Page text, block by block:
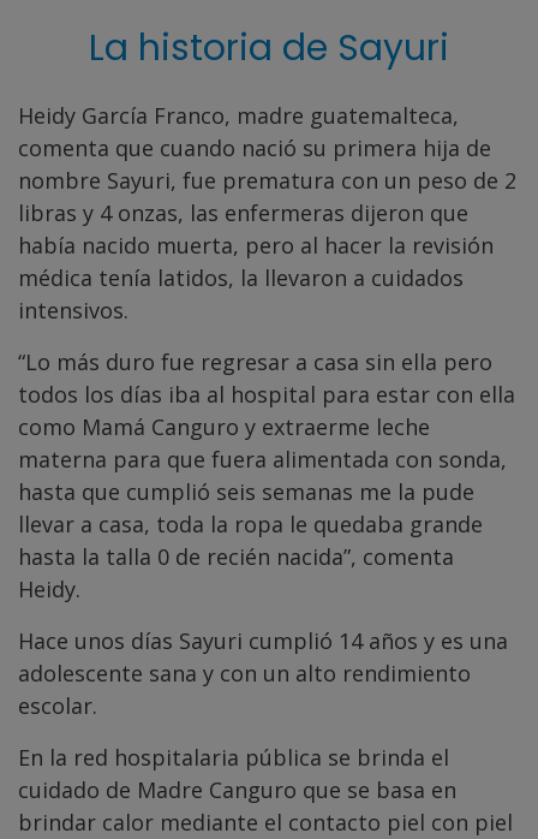
La historia de Sayuri
Heidy García Franco, madre guatemalteca,
comenta que cuando nació su primera hija de
nombre Sayuri, fue prematura con un peso de 2
libras y 4 onzas, las enfermeras dijeron que
había nacido muerta, pero al hacer la revisión
médica tenía latidos, la llevaron a cuidados
intensivos.
“Lo más duro fue regresar a casa sin ella pero
todos los días iba al hospital para estar con ella
como Mamá Canguro y extraerme leche
materna para que fuera alimentada con sonda,
hasta que cumplió seis semanas me la pude
llevar a casa, toda la ropa le quedaba grande
hasta la talla 0 de recién nacida”, comenta
Heidy.
Hace unos días Sayuri cumplió 14 años y es una
adolescente sana y con un alto rendimiento
escolar.
En la red hospitalaria pública se brinda el
cuidado de Madre Canguro que se basa en
brindar calor mediante el contacto piel con piel